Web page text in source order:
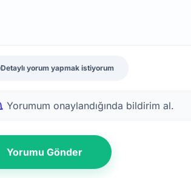
Detaylı yorum yapmak istiyorum
Yorumum onaylandığında bildirim al.
Yorumu Gönder